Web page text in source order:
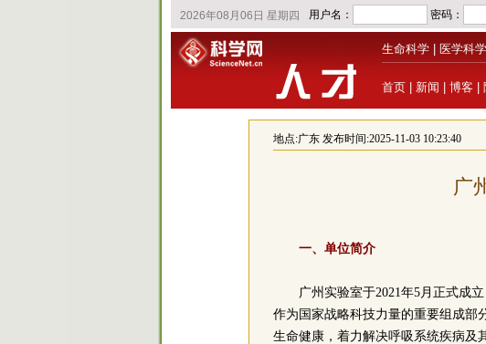
生命科学 医学科学
首页 新闻 博客
地点:广东发布时间:2025-11-03 10:23:40
广
一、单位简介
广州实验室于2021年5月正式成
作为国家战略科技力量的重要组成部
生命健康，着力解决呼吸系统疾病及